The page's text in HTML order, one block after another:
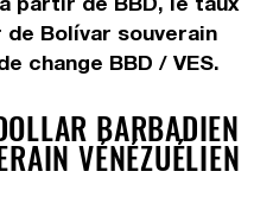
Bolívar souverain
change BBD / VES.
BARBADIEN
VÉNÉZUÉLIEN